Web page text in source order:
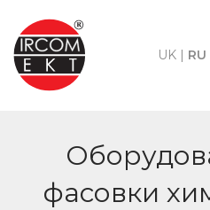
UK| RU
фасовки